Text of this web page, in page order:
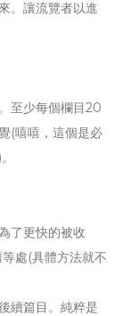
。讓流覽者以進
至少每個欄目20
(嘻嘻，這個是必
了更快的被收
處(具體方法就不
續篇目。純粹是